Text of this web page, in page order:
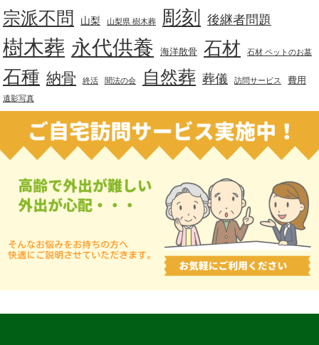
宗派不問 山梨 山梨県 樹木葬 彫刻 後継者問題
樹木葬 永代供養 海洋散骨 石材 石材 ペットのお墓
石種 納骨 終活 聞法の会 自然葬 葬儀 訪問サービス 費用
遺影写真